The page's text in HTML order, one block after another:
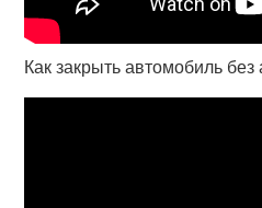
Как закрыть автомобиль без